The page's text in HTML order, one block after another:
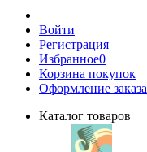
Войти
Регистрация
Избранное0
Корзина покупок
Оформление заказа
Каталог товаров